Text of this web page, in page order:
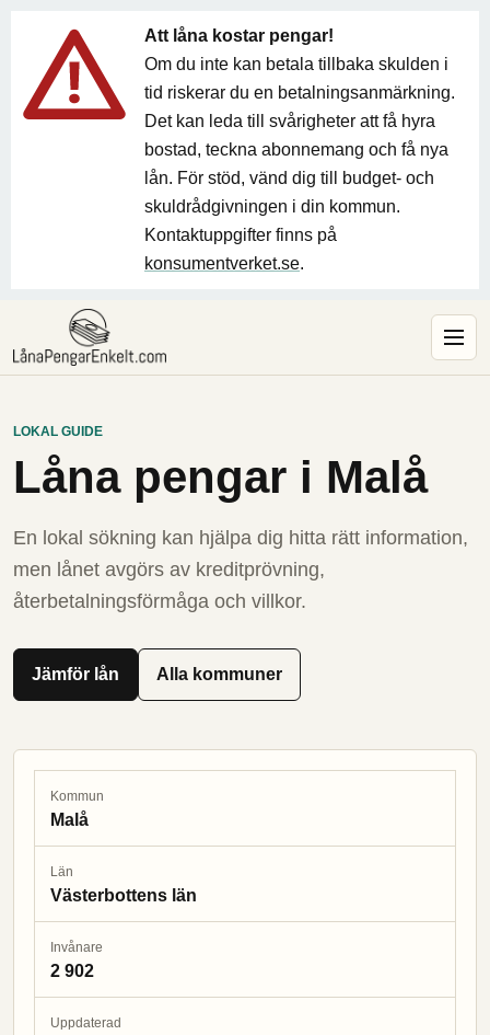
Att låna kostar pengar!
Om du inte kan betala tillbaka skulden i
tid riskerar du en betalningsanmärkning.
Det kan leda till svårigheter att få hyra
bostad, teckna abonnemang och få nya
lån. För stöd, vänd dig till budget- och
skuldrådgivningen i din kommun.
Kontaktuppgifter finns på
konsumentverket.se.
LOKAL GUIDE
Låna pengar i Malå
En lokal sökning kan hjälpa dig hitta rätt information,
men lånet avgörs av kreditprövning,
återbetalningsförmåga och villkor.
Jämför lån Alla kommuner
Kommun
Malå
Län
Västerbottens län
Invånare
2 902
Uppdaterad